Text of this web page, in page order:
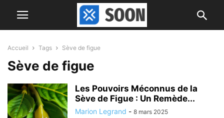
Accueil Tags Sève de figue
Sève de figue
Les Pouvoirs Méconnus de la
Sève de Figue : Un Remède...
Marion Legrand - 8 mars 2025